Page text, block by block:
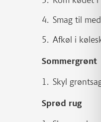
Smag til
Afkøl i
Sommergrønt
Skyl
Sprød rug